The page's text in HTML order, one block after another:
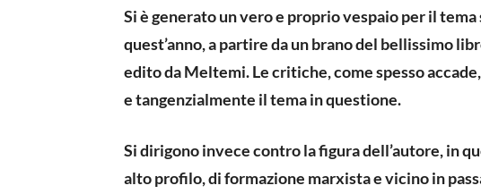
Si è generato un vero e proprio vespaio per il
quest’anno, a partire da un brano del bellissimo
edito da Meltemi. Le critiche, come spesso
e tangenzialmente il tema in questione.
Si dirigono invece contro la figura dell’autore, in
alto profilo, di formazione marxista e vicino in